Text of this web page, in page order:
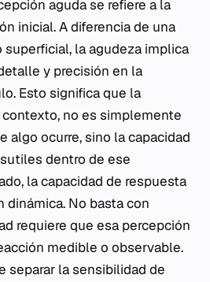
aguda se refiere a la
inicial. A diferencia de una
la agudeza implica
y precisión en la
Esto significa que la
no es simplemente
algo ocurre, sino la capacidad
dentro de ese
la capacidad de respuesta
dinámica. No basta con
requiere que esa percepción
medible o observable.
separar la sensibilidad de